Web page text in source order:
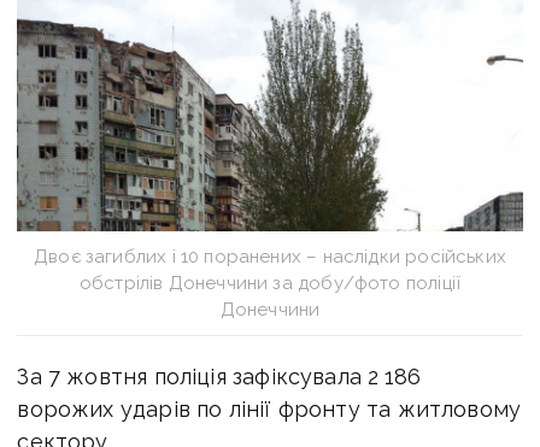
Двоє загиблих і 10 поранених – наслідки російських
обстрілів Донеччини за добу/фото поліції
Донеччини
За 7 жовтня поліція зафіксувала 2 186
ворожих ударів по лінії фронту та житловому
сектору.